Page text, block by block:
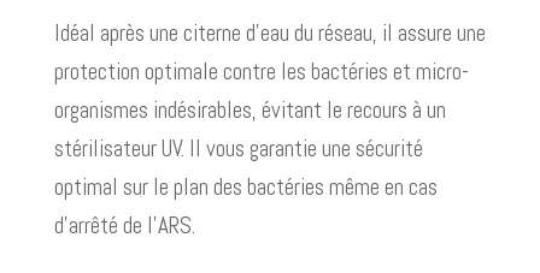
Idéal après une citerne d’eau du réseau, il assure une
protection optimale contre les bactéries et micro-
organismes indésirables, évitant le recours à un
stérilisateur UV.​​ Il vous garantie une sécurité
optimal sur le plan des bactéries même en cas
d’arrêté de l’ARS.